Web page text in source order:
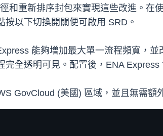
和重新排序封包來實現這些改進。在
以下切換開關便可啟用 SRD。
能夠增加最大單一流程頻寬，
完全透明可見。配置後，ENA
GovCloud (美國) 區域，並且無需